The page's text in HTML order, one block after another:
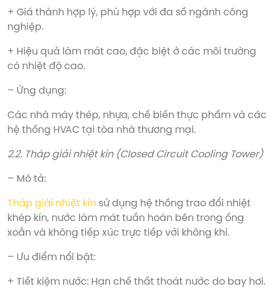
+ Giá thành hợp lý, phù hợp với đa số ngành công
nghiệp.
+ Hiệu quả làm mát cao, đặc biệt ở các môi trường
có nhiệt độ cao.
– Ứng dụng:
Các nhà máy thép, nhựa, chế biến thực phẩm và các
hệ thống HVAC tại tòa nhà thương mại.
2.2. Tháp giải nhiệt kín (Closed Circuit Cooling Tower)
– Mô tả:
Tháp giải nhiệt kín sử dụng hệ thống trao đổi nhiệt
khép kín, nước làm mát tuần hoàn bên trong ống
xoắn và không tiếp xúc trực tiếp với không khí.
– Ưu điểm nổi bật:
+ Tiết kiệm nước: Hạn chế thất thoát nước do bay hơi.